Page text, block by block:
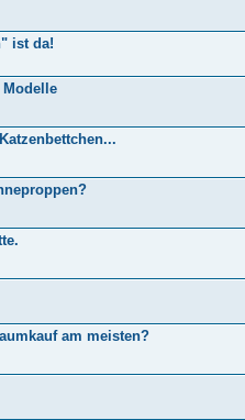
ist da!
Modelle
am meisten?